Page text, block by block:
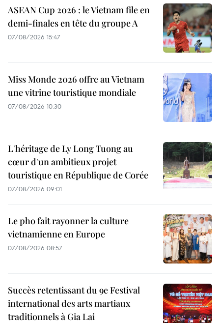
ASEAN Cup 2026 : le Vietnam file en
demi-finales en tête du groupe A
07/08/2026 15:47
Miss Monde 2026 offre au Vietnam
une vitrine touristique mondiale
07/08/2026 10:30
L'héritage de Ly Long Tuong au
cœur d'un ambitieux projet
touristique en République de Corée
07/08/2026 09:01
Le pho fait rayonner la culture
vietnamienne en Europe
07/08/2026 08:57
Succès retentissant du 9e Festival
international des arts martiaux
traditionnels à Gia Lai